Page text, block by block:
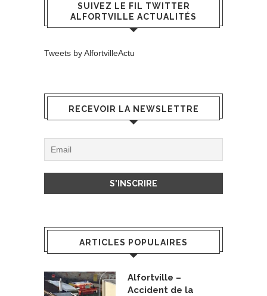
SUIVEZ LE FIL TWITTER
ALFORTVILLE ACTUALITÉS
Tweets by AlfortvilleActu
RECEVOIR LA NEWSLETTRE
ARTICLES POPULAIRES
Alfortville –
Accident de la